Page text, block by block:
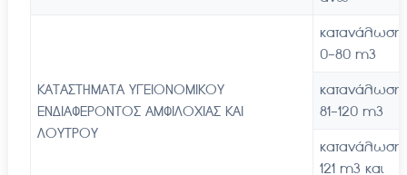
ΚΑΤΑΣΤΗΜΑΤΑ ΥΓΕΙΟΝΟΜΙΚΟΥ
ΕΝΔΙΑΦΕΡΟΝΤΟΣ ΑΜΦΙΛΟΧΙΑΣ ΚΑΙ
ΛΟΥΤΡΟΥ
κατανάλωση
0-80 m3
κατανάλωση
81-120 m3
κατανάλωση
121 m3 και